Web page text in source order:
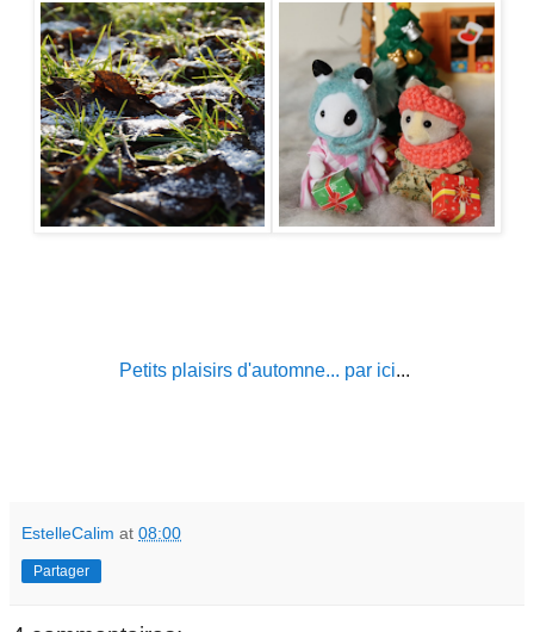
Petits plaisirs d'automne... par ici...
EstelleCalim at 08:00
Partager